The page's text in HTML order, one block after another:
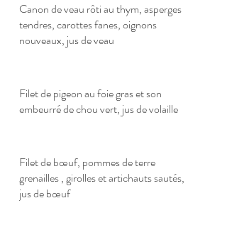
Canon de veau rôti au thym, asperges
tendres, carottes fanes, oignons
nouveaux, jus de veau
Filet de pigeon au foie gras et son
embeurré de chou vert, jus de volaille
Filet de bœuf, pommes de terre
grenailles , girolles et artichauts sautés,
jus de bœuf